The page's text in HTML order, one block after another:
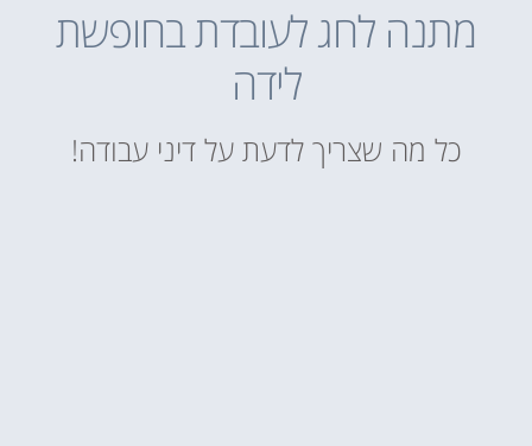
מתנה לחג לעובדת בחופשת
לידה
כל מה שצריך לדעת על דיני עבודה!